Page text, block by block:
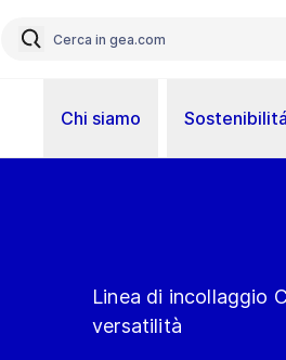
Chi siamo Sostenibilitá
Linea di incollaggio
versatilità